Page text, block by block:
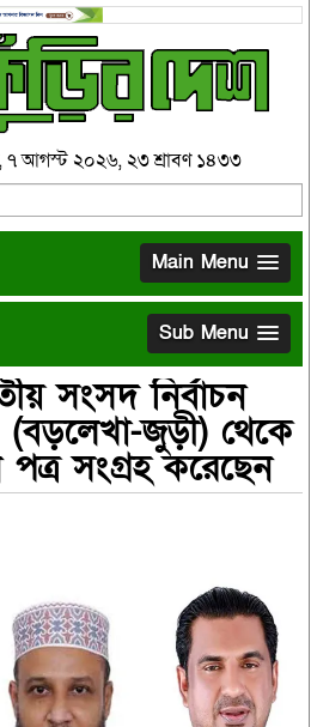
৭ আগস্ট ২০২৬, ২৩ শ্রাবণ ১৪৩৩
Main Menu
Sub Menu
সংসদ নির্বাচন
জুড়ী) থেকে
সংগ্রহ করেছেন